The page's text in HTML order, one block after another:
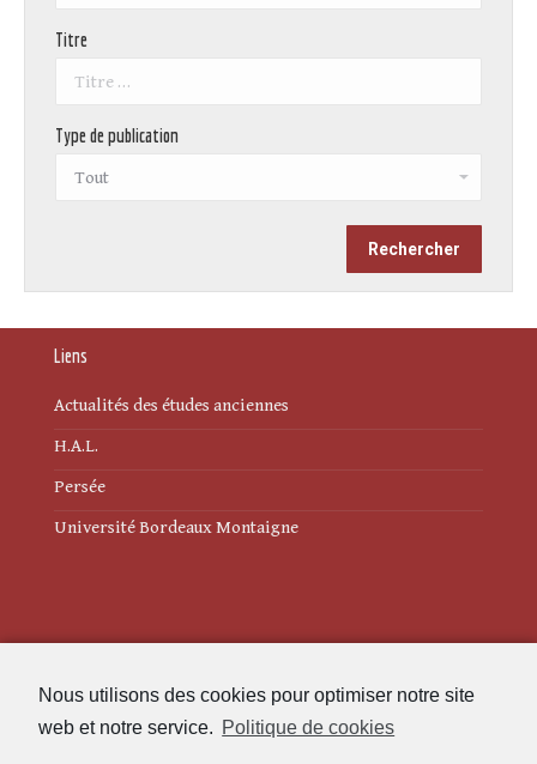
Nous utilisons des cookies pour optimiser notre site
web et notre service. Politique de cookies
Titre
Type de publication
Liens
Actualités des études anciennes
H.A.L.
Persée
Université Bordeaux Montaigne
Politique de cookies (UE)